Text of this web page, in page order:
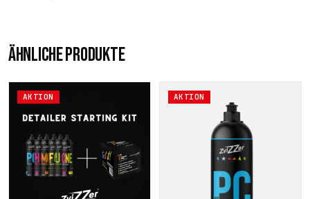
ÄHNLICHE PRODUKTE
AKTION AKTION
Dieses
Produkt